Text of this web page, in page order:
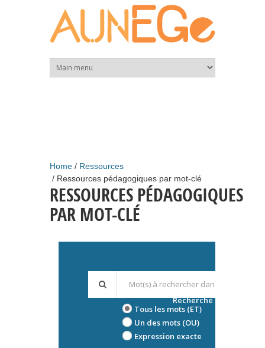
Home
Ressources
Ressources pédagogiques par mot-clé
RESSOURCES PÉDAGOGIQUES
PAR MOT-CLÉ
Tous les mots (ET)
Un des mots (OU)
Expression exacte
Recherche avancée